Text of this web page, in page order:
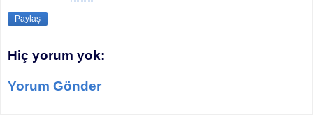
Paylaş
Hiç yorum yok:
Yorum Gönder